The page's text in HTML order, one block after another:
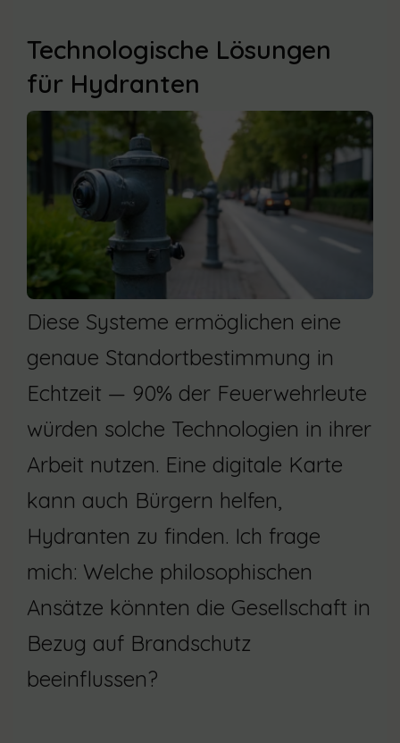
Technologische Lösungen
für Hydranten
Diese Systeme ermöglichen eine
genaue Standortbestimmung in
Echtzeit — 90% der Feuerwehrleute
würden solche Technologien in ihrer
Arbeit nutzen. Eine digitale Karte
kann auch Bürgern helfen,
Hydranten zu finden. Ich frage
mich: Welche philosophischen
Ansätze könnten die Gesellschaft in
Bezug auf Brandschutz
beeinflussen?